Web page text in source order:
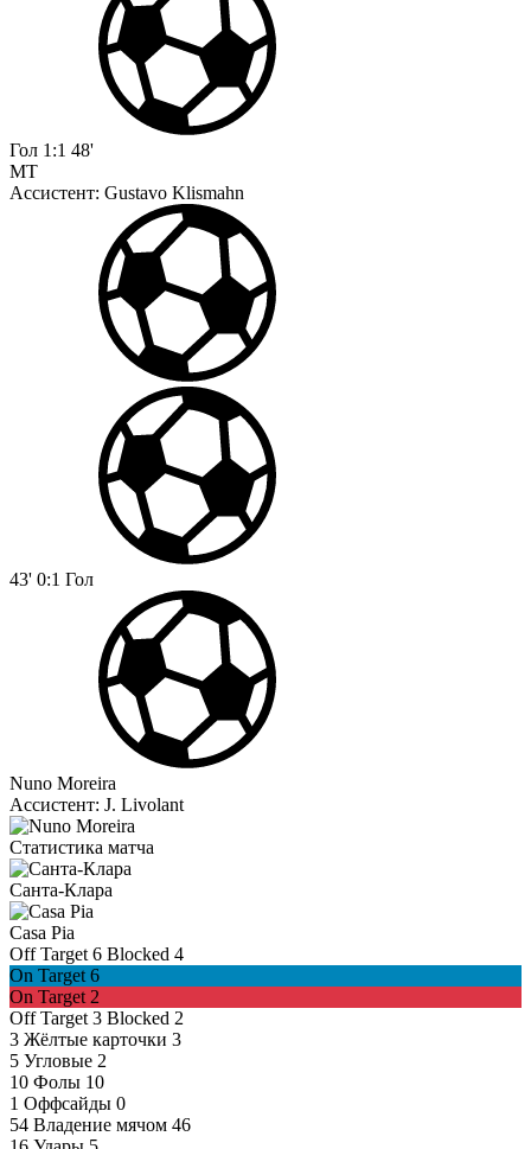
Гол 1:1 48'
MT
Ассистент: Gustavo Klismahn
43' 0:1 Гол
Nuno Moreira
Ассистент: J. Livolant
Статистика матча
Санта-Клара
Casa Pia
Off Target 6 Blocked 4
On Target 6
On Target 2
Off Target 3 Blocked 2
3 Жёлтые карточки 3
5 Угловые 2
10 Фолы 10
1 Оффсайды 0
54 Владение мячом 46